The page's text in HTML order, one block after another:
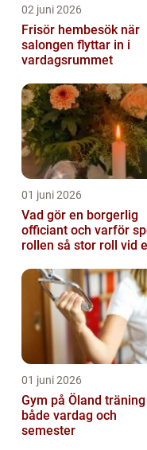
02 juni 2026
Frisör hembesök när
salongen flyttar in i
vardagsrummet
01 juni 2026
Vad gör en borgerlig
officiant och varför spelar
rollen så stor roll vid
01 juni 2026
Gym på Öland träning för
både vardag och
semester